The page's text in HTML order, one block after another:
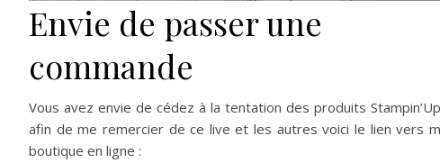
Envie de passer une
commande
Vous avez envie de cédez à la tentation des produits
afin de me remercier de ce live et les autres voici le lien vers
boutique en ligne :